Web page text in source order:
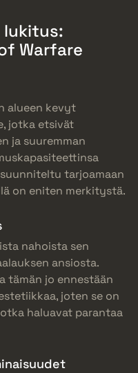
lukitus:
Warfare
alueen kevyt
jotka etsivät
ja suuremman
tarjoamaan
on eniten merkitystä.
nahoista sen
ansiosta.
tämän jo ennestään
joten se on
haluavat parantaa